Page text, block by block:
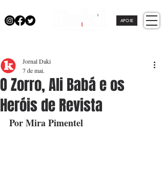
APOIE
O Zorro, Ali Babá e os
Heróis de Revista
Jornal Daki
7 de mai.
Por Mira Pimentel